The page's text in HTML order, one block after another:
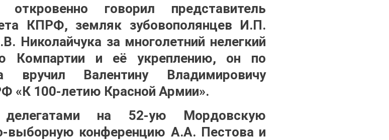
говорил представитель
КПРФ, земляк зубовополянцев И.П.
Николайчука за многолетний нелегкий
Компартии и её укреплению, он по
вручил Валентину Владимировичу
«К 100-летию Красной Армии».
делегатами на 52-ую Мордовскую
выборную конференцию А.А. Пестова и